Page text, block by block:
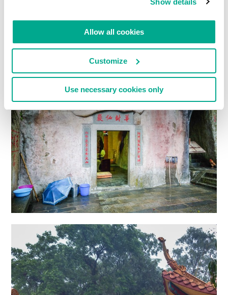
Allow all cookies
Customize
Use necessary cookies only